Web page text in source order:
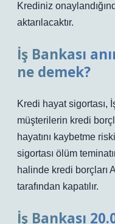
Krediniz
aktarılacaktır.
İş Bankası
ne demek?
Kredi hayat sigortası,
müşterilerin kredi
hayatını kaybetme
sigortası ölüm
halinde kredi borçları
tarafından kapatılır.
İş Bankası